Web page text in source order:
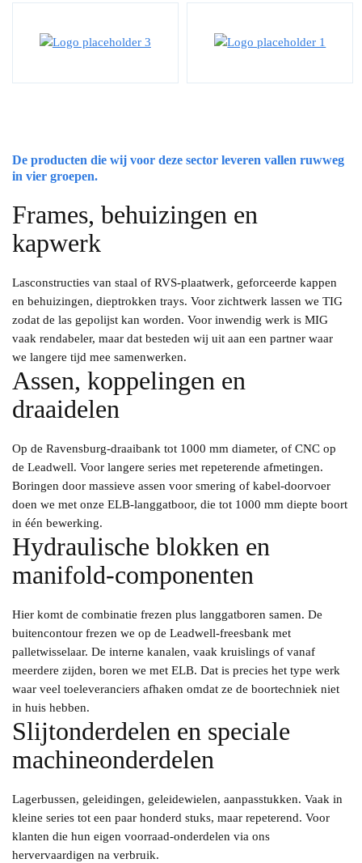
De producten die wij voor deze sector leveren vallen ruwweg
in vier groepen.
Frames, behuizingen en
kapwerk
Lasconstructies van staal of RVS-plaatwerk, geforceerde kappen
en behuizingen, dieptrokken trays. Voor zichtwerk lassen we TIG
zodat de las gepolijst kan worden. Voor inwendig werk is MIG
vaak rendabeler, maar dat besteden wij uit aan een partner waar
we langere tijd mee samenwerken.
Assen, koppelingen en
draaidelen
Op de Ravensburg-draaibank tot 1000 mm diameter, of CNC op
de Leadwell. Voor langere series met repeterende afmetingen.
Boringen door massieve assen voor smering of kabel-doorvoer
doen we met onze ELB-langgatboor, die tot 1000 mm diepte boort
in één bewerking.
Hydraulische blokken en
manifold-componenten
Hier komt de combinatie frezen plus langgatboren samen. De
buitencontour frezen we op de Leadwell-freesbank met
palletwisselaar. De interne kanalen, vaak kruislings of vanaf
meerdere zijden, boren we met ELB. Dat is precies het type werk
waar veel toeleveranciers afhaken omdat ze de boortechniek niet
in huis hebben.
Slijtonderdelen en speciale
machineonderdelen
Lagerbussen, geleidingen, geleidewielen, aanpasstukken. Vaak in
kleine series tot een paar honderd stuks, maar repeterend. Voor
klanten die hun eigen voorraad-onderdelen via ons
hervervaardigen na verbruik.